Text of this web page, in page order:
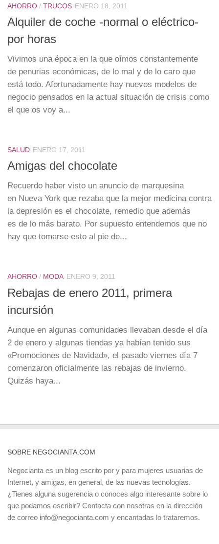
AHORRO / TRUCOS ENERO 18, 2011
Alquiler de coche -normal o eléctrico-
por horas
Vivimos una época en la que oímos constantemente
de penurias económicas, de lo mal y de lo caro que
está todo. Afortunadamente hay nuevos modelos de
negocio pensados en la actual situación de crisis como
el que os voy a...
SALUD ENERO 17, 2011
Amigas del chocolate
Recuerdo haber visto un anuncio de marquesina
en Nueva York que rezaba que la mejor medicina contra
la depresión es el chocolate, remedio que además
es de lo más barato. Por supuesto entendemos que no
hay que tomarse esto al pie de...
AHORRO / MODA ENERO 9, 2011
Rebajas de enero 2011, primera
incursión
Aunque en algunas comunidades llevaban desde el día
2 de enero y algunas tiendas ya habían tenido sus
«Promociones de Navidad», el pasado viernes día 7
comenzaron oficialmente las rebajas de invierno.
Quizás haya...
SOBRE NEGOCIANTA.COM
Negocianta es un blog escrito por y para mujeres usuarias de
Internet, y amigas, en general, de las nuevas tecnologías.
¿Tienes alguna sugerencia o conoces algo interesante sobre lo
que podamos escribir? Contacta con nosotras en la dirección
de correo info@negocianta.com y encantadas lo trataremos.